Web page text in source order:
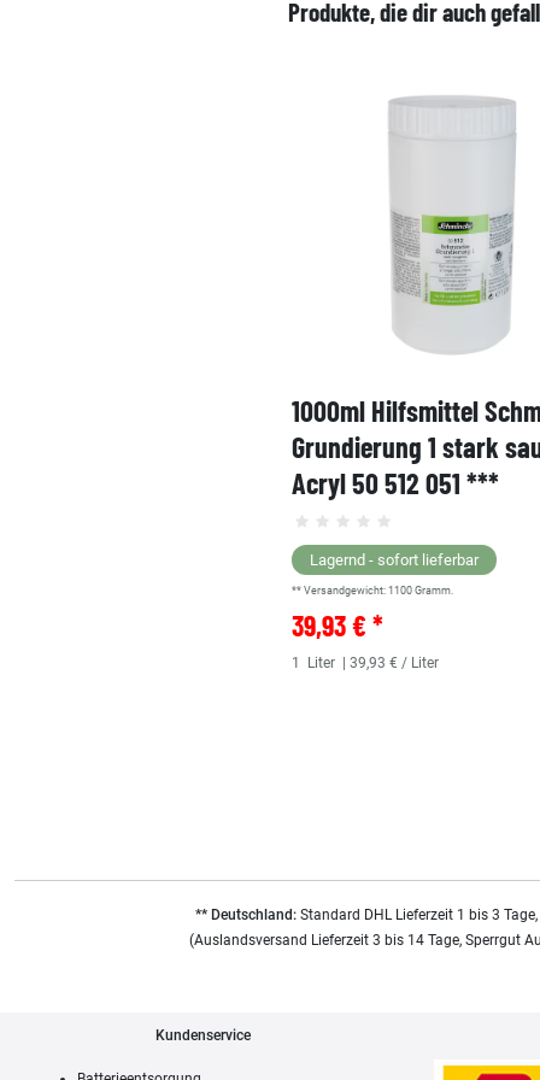
Produkte, die dir auch
1000ml Hilfsmittel
Grundierung 1 stark
Acryl 50 512 051 ***
Lagernd - sofort lieferbar
** Versandgewicht: 1100 Gramm.
39,93 € *
1 Liter | 39,93 € / Liter
** Deutschland:Standard DHL Lieferzeit 1 bis 3
(Auslandsversand Lieferzeit 3 bis 14 Tage, Sperrgut
Kundenservice